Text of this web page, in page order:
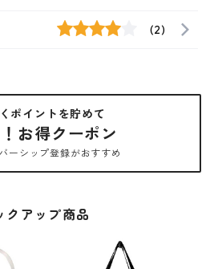
(2)
ポイントを貯めて
お得クーポン
ーシップ登録がおすすめ
クアップ商品